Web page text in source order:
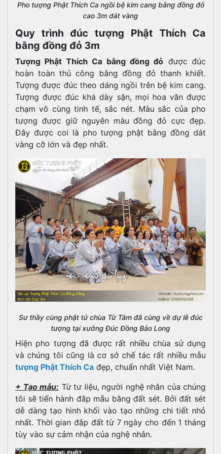
Pho tượng Phật Thích Ca ngồi bệ kim cang bằng đồng đỏ
cao 3m dát vàng
Quy trình đúc tượng Phật Thích Ca
bằng đồng đỏ 3m
Tượng Phật Thích Ca bằng đồng đỏ được đúc
hoàn toàn thủ công bằng đồng đỏ thanh khiết.
Tượng được đúc theo dáng ngồi trên bệ kim cang.
Tượng được đúc khá dày sặn, mọi hoa văn được
chạm vô cùng tinh tế, sắc nét. Màu sắc của pho
tượng được giữ nguyên màu đồng đỏ cực đẹp.
Đây được coi là pho tượng phật bằng đồng dát
vàng cỡ lớn và đẹp nhất.
Sư thầy cùng phật tử chùa Từ Tâm đã cùng về dự lễ đúc
tượng tại xưởng Đúc Đồng Bảo Long
Hiện pho tượng đã được rất nhiều chùa sử dụng
và chúng tôi cũng là cơ sở chế tác rất nhiều mẫu
tượng Phật Thích Ca đẹp, chuẩn nhất Việt Nam.
+ Tạo mẫu: Từ tư liệu, người nghệ nhân của chúng
tôi sẽ tiến hành đắp mẫu bằng đất sét. Bởi đất sét
dễ dàng tạo hình khối vào tạo những chi tiết nhỏ
nhất. Thời gian đắp đất từ 7 ngày cho đến 1 tháng
tùy vào sự cảm nhận của nghệ nhân.